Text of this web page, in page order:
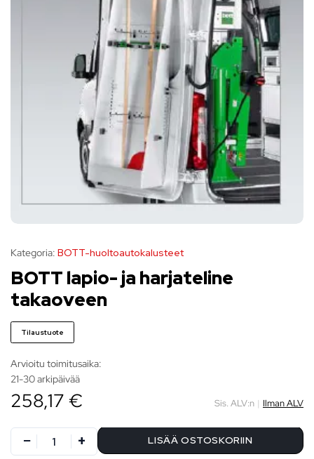
Kategoria: BOTT-huoltoautokalusteet
BOTT lapio- ja harjateline
takaoveen
Tilaustuote
Arvioitu toimitusaika:
21-30 arkipäivää
258,17 € Sis. ALV:n | Ilman ALV
LISÄÄ OSTOSKORIIN